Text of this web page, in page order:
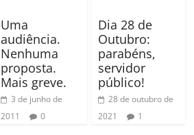
Uma
audiência.
Nenhuma
proposta.
Mais greve.
3 de junho de
2011
0
Dia 28 de
Outubro:
parabéns,
servidor
público!
28 de outubro de
2021
1